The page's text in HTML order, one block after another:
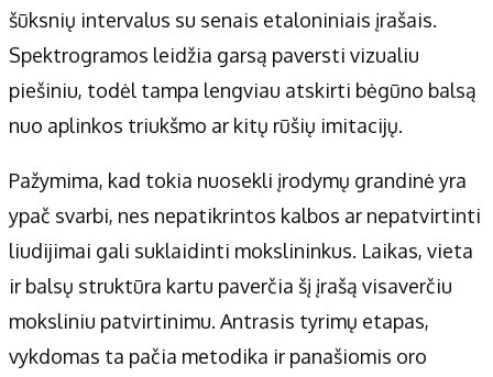
šūksnių intervalus su senais etaloniniais įrašais.
Spektrogramos leidžia garsą paversti vizualiu
piešiniu, todėl tampa lengviau atskirti bėgūno balsą
nuo aplinkos triukšmo ar kitų rūšių imitacijų.
Pažymima, kad tokia nuosekli įrodymų grandinė yra
ypač svarbi, nes nepatikrintos kalbos ar nepatvirtinti
liudijimai gali suklaidinti mokslininkus. Laikas, vieta
ir balsų struktūra kartu paverčia šį įrašą visaverčiu
moksliniu patvirtinimu. Antrasis tyrimų etapas,
vykdomas ta pačia metodika ir panašiomis oro